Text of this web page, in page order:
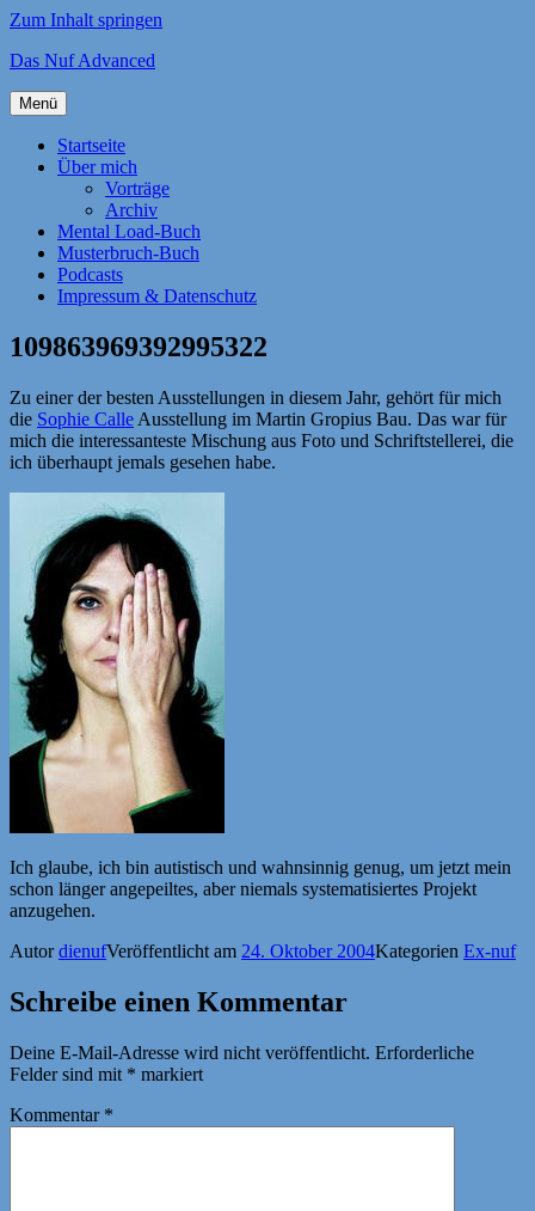
Zum Inhalt springen
Das Nuf Advanced
Menü
Startseite
Über mich
Vorträge
Archiv
Mental Load-Buch
Musterbruch-Buch
Podcasts
Impressum & Datenschutz
109863969392995322
Zu einer der besten Ausstellungen in diesem Jahr, gehört für mich
die Sophie Calle Ausstellung im Martin Gropius Bau. Das war für
mich die interessanteste Mischung aus Foto und Schriftstellerei, die
ich überhaupt jemals gesehen habe.
Ich glaube, ich bin autistisch und wahnsinnig genug, um jetzt mein
schon länger angepeiltes, aber niemals systematisiertes Projekt
anzugehen.
AutordienufVeröffentlicht am 24. Oktober 2004Kategorien Ex-nuf
Schreibe einen Kommentar
Deine E-Mail-Adresse wird nicht veröffentlicht. Erforderliche
Felder sind mit * markiert
Kommentar *